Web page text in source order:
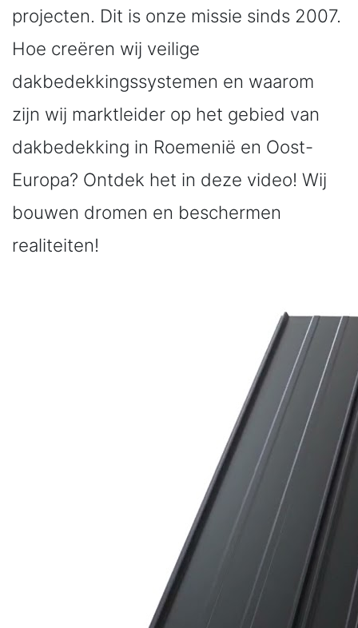
projecten. Dit is onze missie sinds 2007.
Hoe creëren wij veilige
dakbedekkingssystemen en waarom
zijn wij marktleider op het gebied van
dakbedekking in Roemenië en Oost-
Europa? Ontdek het in deze video! Wij
bouwen dromen en beschermen
realiteiten!